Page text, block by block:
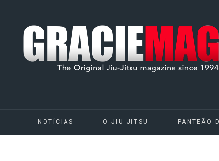
NOTÍCIAS O JIU-JITSU PANTEÃO